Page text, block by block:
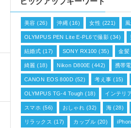
美容 (26) 沖縄 (16) 女性 (221)
OLYMPUS PEN Lite E-PL6で撮影 (34)
結婚式 (17) SONY RX100 (35) 金髪
綺麗 (18) Nikon D800E (442) 携帯
CANON EOS 800D (52) 考え事 (15)
OLYMPUS TG-4 Tough (18) インテリ
スマホ (56) おしゃれ (32) 海(28)
リラックス (17) カップル (20)